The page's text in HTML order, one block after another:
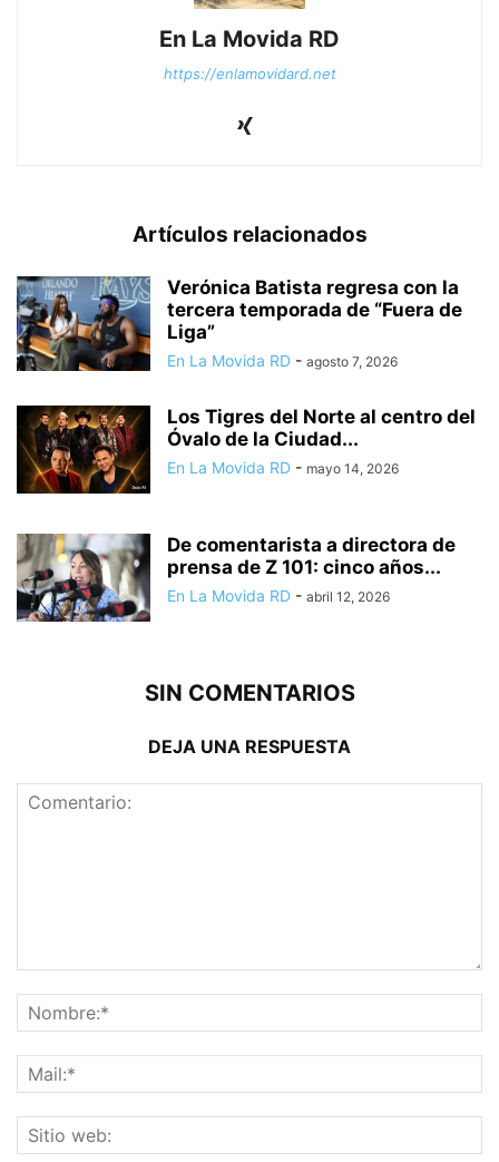
En La Movida RD
https://enlamovidard.net
Artículos relacionados
Verónica Batista regresa con la
tercera temporada de “Fuera de
Liga”
En La Movida RD - agosto 7, 2026
Los Tigres del Norte al centro del
Óvalo de la Ciudad...
En La Movida RD - mayo 14, 2026
De comentarista a directora de
prensa de Z 101: cinco años...
En La Movida RD - abril 12, 2026
SIN COMENTARIOS
DEJA UNA RESPUESTA